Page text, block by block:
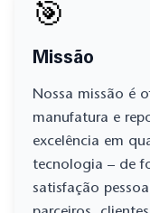
🎯
Missão
Nossa missão é
manufatura e
excelência em
tecnologia – de
satisfação